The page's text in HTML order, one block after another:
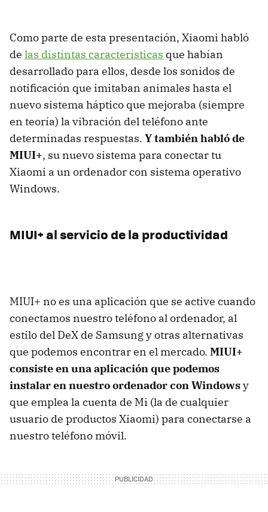
Como parte de esta presentación, Xiaomi habló
de las distintas características que habían
desarrollado para ellos, desde los sonidos de
notificación que imitaban animales hasta el
nuevo sistema háptico que mejoraba (siempre
en teoría) la vibración del teléfono ante
determinadas respuestas. Y también habló de
MIUI+, su nuevo sistema para conectar tu
Xiaomi a un ordenador con sistema operativo
Windows.
MIUI+ al servicio de la productividad
MIUI+ no es una aplicación que se active cuando
conectamos nuestro teléfono al ordenador, al
estilo del DeX de Samsung y otras alternativas
que podemos encontrar en el mercado. MIUI+
consiste en una aplicación que podemos
instalar en nuestro ordenador con Windowsy
que emplea la cuenta de Mi (la de cualquier
usuario de productos Xiaomi) para conectarse a
nuestro teléfono móvil.